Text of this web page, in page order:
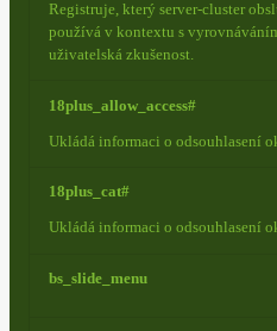
Registruje, který server-cluster
používá v kontextu s
uživatelská zkušenost.
18plus_allow_access#
Ukládá informaci o odsouhlasení
18plus_cat#
Ukládá informaci o odsouhlasení
bs_slide_menu